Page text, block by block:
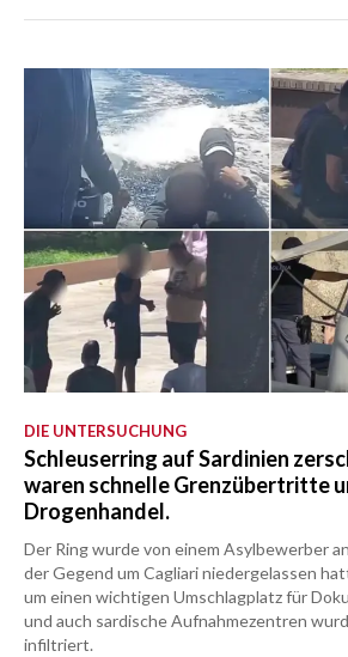
DIE UNTERSUCHUNG
Schleuserring auf Sardinien
waren schnelle Grenzübertritte
Drogenhandel.
Der Ring wurde von einem Asylbewerber
der Gegend um Cagliari niedergelassen
um einen wichtigen Umschlagplatz für
und auch sardische Aufnahmezentren
infiltriert.